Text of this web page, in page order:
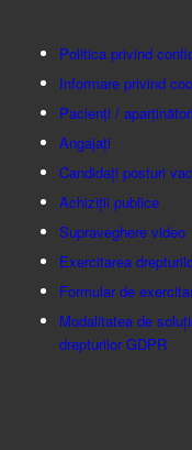
Politica privind
Informare privind
Pacienți / aparținători
Angajați
Candidați posturi
Achiziții publice
Supraveghere video
Exercitarea
Formular de
Modalitatea de
drepturilor GDPR